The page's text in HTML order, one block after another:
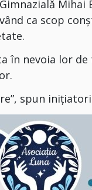
ca scop
în nevoia lor
spun